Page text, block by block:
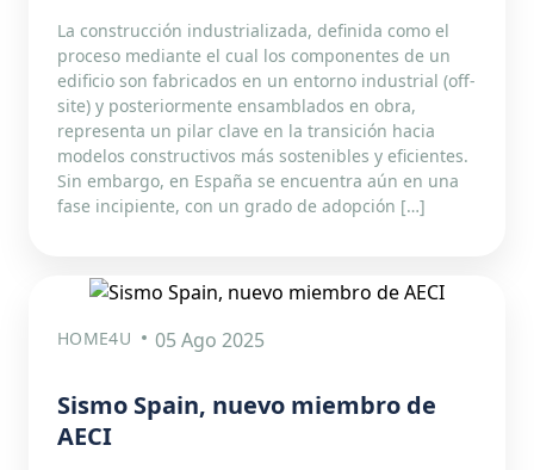
La construcción industrializada, definida como el
proceso mediante el cual los componentes de un
edificio son fabricados en un entorno industrial (off-
site) y posteriormente ensamblados en obra,
representa un pilar clave en la transición hacia
modelos constructivos más sostenibles y eficientes.
Sin embargo, en España se encuentra aún en una
fase incipiente, con un grado de adopción […]
HOME4U 05 Ago 2025
Sismo Spain, nuevo miembro de
AECI